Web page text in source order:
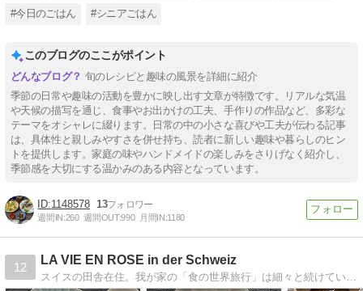
#今日のごはん #シニアごはん
このブログのここがポイント
旬のレシピと趣味の風景を詳細に紹介
季節の日常や趣味の活動を豊かに映し出す文章が特徴です。リアルな気温
や天候の描写を通じ、食事やお出かけの工夫、手作りの作品など、多彩な
テーマをオシャレに綴ります。日常の中の小さな喜びや工夫が伝わる記事
は、具体性と親しみやすさを併せ持ち、読者に新しい趣味や暮らしのヒン
トを提供します。家庭の味やハンドメイドの楽しみをさりげなく紹介し、
季節感を大切にする温かみのある内容となっています。
1148578 13
週間IN:260 週間OUT:990 月間IN:1180
12
LA VIE EN ROSE in der Schweiz
スイスの田舎在住。我が家の「食の世界旅行」は細々と続けています。スイスの景色などをご紹介したく、時々旅行記をUPしております。皆さんに少しでも海外旅行の雰囲気を味わって頂ければ幸いです。